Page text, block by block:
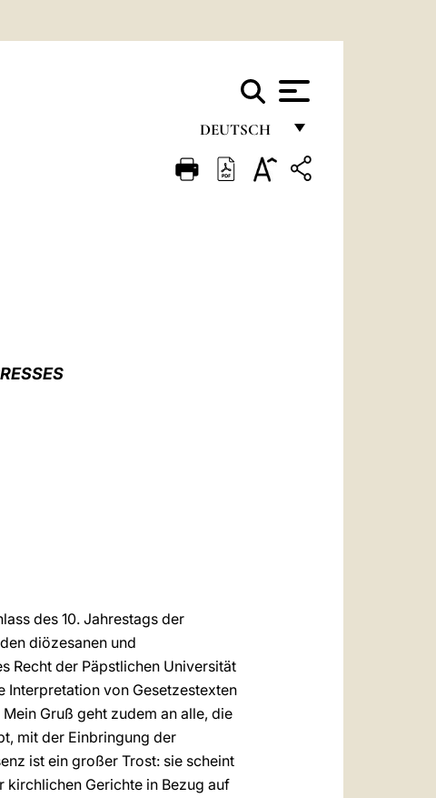
DEUTSCH
FRANÇAIS
des 10. Jahrestags der
diözesanen und
Recht der Päpstlichen Universität
Interpretation von Gesetzestexten
Gruß geht zudem an alle, die
mit der Einbringung der
ist ein großer Trost: sie scheint
kirchlichen Gerichte in Bezug auf